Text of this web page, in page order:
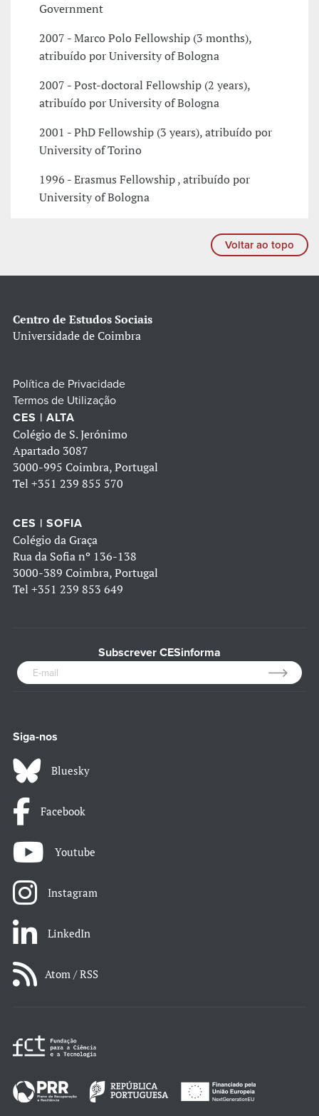
Government
2007 - Marco Polo Fellowship (3 months),
atribuído por University of Bologna
2007 - Post-doctoral Fellowship (2 years),
atribuído por University of Bologna
2001 - PhD Fellowship (3 years), atribuído por
University of Torino
1996 - Erasmus Fellowship , atribuído por
University of Bologna
Voltar ao topo
Centro de Estudos Sociais
Universidade de Coimbra
Política de Privacidade
Termos de Utilização
CES | ALTA
Colégio de S. Jerónimo
Apartado 3087
3000-995 Coimbra, Portugal
Tel +351 239 855 570
CES | SOFIA
Colégio da Graça
Rua da Sofia nº 136-138
3000-389 Coimbra, Portugal
Tel +351 239 853 649
Subscrever CESinforma
Siga-nos
Bluesky
Facebook
Youtube
Instagram
LinkedIn
Atom / RSS